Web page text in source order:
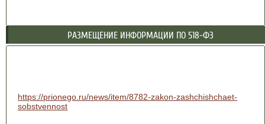
РАЗМЕЩЕНИЕ ИНФОРМАЦИИ ПО 518-ФЗ
https://prionego.ru/news/item/8782-zakon-zashchishchaet-
sobstvennost